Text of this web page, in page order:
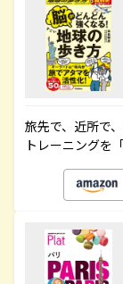
旅先で、近所で
トレーニングを